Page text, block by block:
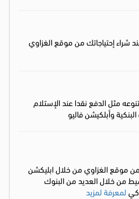
شراء إحتياجاتك من موقع الغزاوي
مثل الدفع نقدا عند الإستلام
وأبلكيشن فاليو
موقع الغزاوي من خلال ابليكشن
من خلال العديد من البنوك
لمعرفة لمزيد